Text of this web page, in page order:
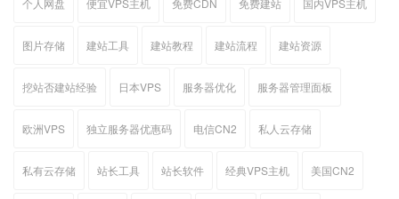
个人网盘 便宜VPS主机 免费CDN 免费建站 国内VPS主机
图片存储 建站工具 建站教程 建站流程 建站资源
挖站否建站经验 日本VPS 服务器优化 服务器管理面板
欧洲VPS 独立服务器优惠码 电信CN2 私人云存储
私有云存储 站长工具 站长软件 经典VPS主机 美国CN2